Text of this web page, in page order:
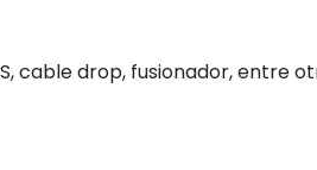
cable drop, fusionador, entre